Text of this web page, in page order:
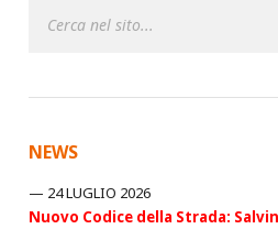
NEWS
24 LUGLIO 2026
Nuovo Codice della Strada: